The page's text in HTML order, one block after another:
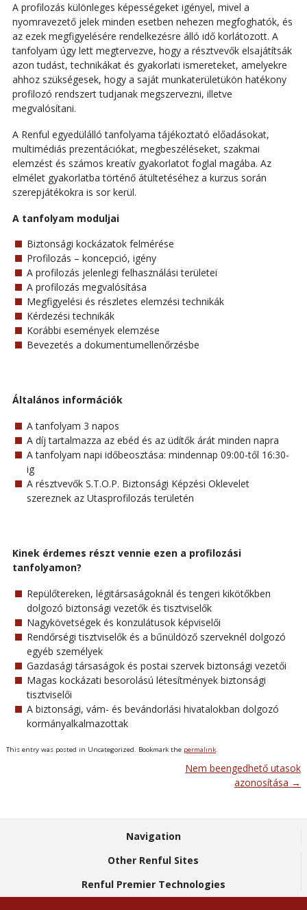
A profilozás különleges képességeket igényel, mivel a
nyomravezető jelek minden esetben nehezen megfoghatók, és
az ezek megfigyelésére rendelkezésre álló idő korlátozott. A
tanfolyam úgy lett megtervezve, hogy a résztvevők elsajátítsák
azon tudást, technikákat és gyakorlati ismereteket, amelyekre
ahhoz szükségesek, hogy a saját munkaterületükön hatékony
profilozó rendszert tudjanak megszervezni, illetve
megvalósítani.
A Renful egyedülálló tanfolyama tájékoztató előadásokat,
multimédiás prezentációkat, megbeszéléseket, szakmai
elemzést és számos kreatív gyakorlatot foglal magába. Az
elmélet gyakorlatba történő átültetéséhez a kurzus során
szerepjátékokra is sor kerül.
A tanfolyam moduljai
Biztonsági kockázatok felmérése
Profilozás – koncepció, igény
A profilozás jelenlegi felhasználási területei
A profilozás megvalósítása
Megfigyelési és részletes elemzési technikák
Kérdezési technikák
Korábbi események elemzése
Bevezetés a dokumentumellenőrzésbe
Általános információk
A tanfolyam 3 napos
A díj tartalmazza az ebéd és az üdítők árát minden napra
A tanfolyam napi időbeosztása: mindennap 09:00-től 16:30-
ig
A résztvevők S.T.O.P. Biztonsági Képzési Oklevelet
szereznek az Utasprofilozás területén
Kinek érdemes részt vennie ezen a profilozási
tanfolyamon?
Repülőtereken, légitársaságoknál és tengeri kikötőkben
dolgozó biztonsági vezetők és tisztviselők
Nagykövetségek és konzulátusok képviselői
Rendőrségi tisztviselők és a bűnüldöző szerveknél dolgozó
egyéb személyek
Gazdasági társaságok és postai szervek biztonsági vezetői
Magas kockázati besorolású létesítmények biztonsági
tisztviselői
A biztonsági, vám- és bevándorlási hivatalokban dolgozó
kormányalkalmazottak
This entry was posted in Uncategorized. Bookmark the permalink.
Nem beengedhető utasok
azonosítása →
Navigation
Other Renful Sites
Renful Premier Technologies